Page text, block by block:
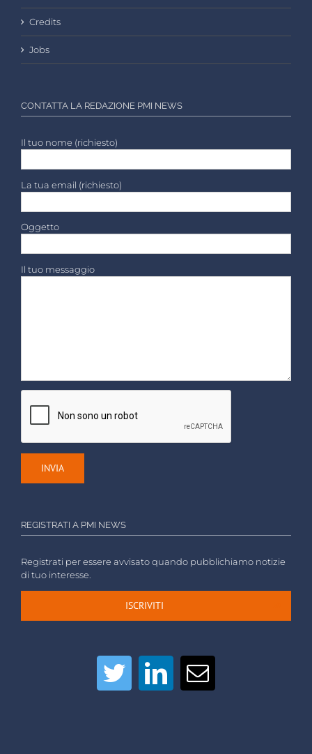
Credits
Jobs
CONTATTA LA REDAZIONE PMI NEWS
Il tuo nome (richiesto)
La tua email (richiesto)
Oggetto
Il tuo messaggio
REGISTRATI A PMI NEWS
Registrati per essere avvisato quando pubblichiamo notizie
di tuo interesse.
ISCRIVITI